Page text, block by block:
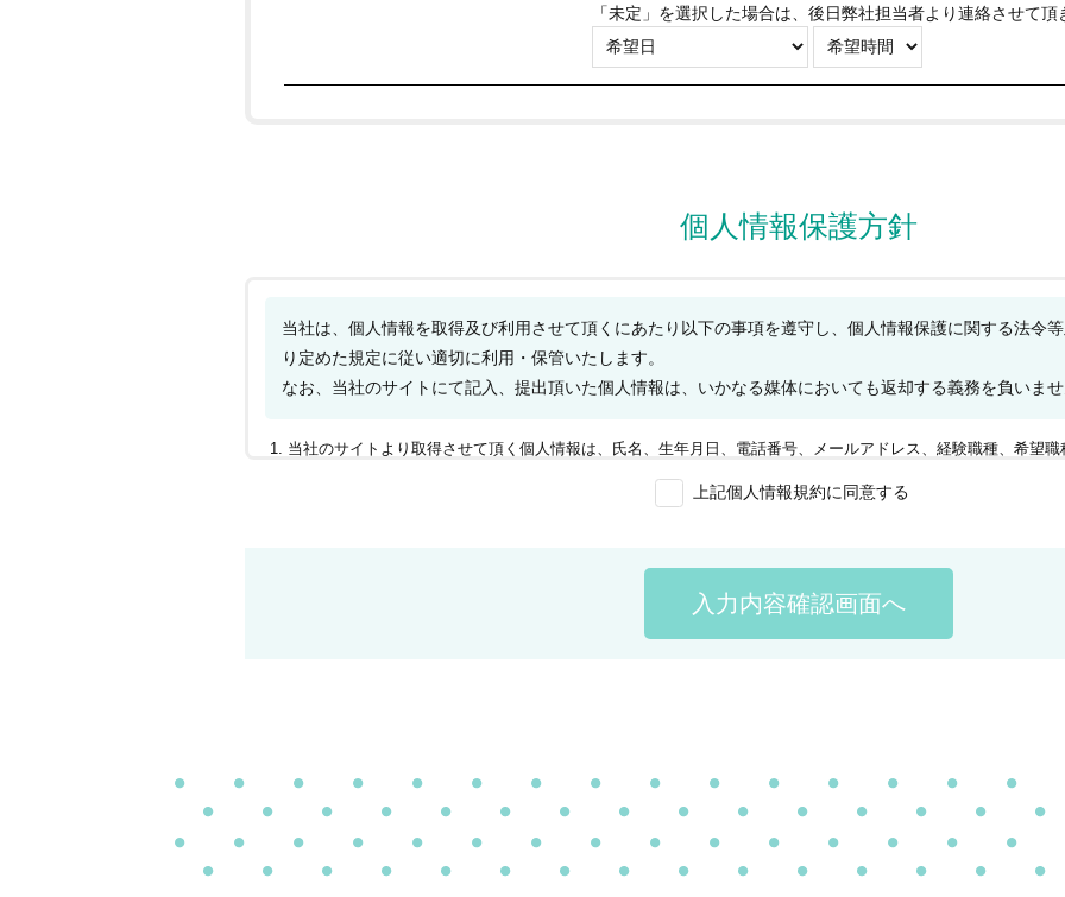
「未定」を選択した場合は、後日弊社担当者より連絡させて頂
個人情報保護方針
当社は、個人情報を取得及び利用させて頂くにあたり以下の事項を遵守し、個人情報保護に関する法令
り定めた規定に従い適切に利用・保管いたします。
なお、当社のサイトにて記入、提出頂いた個人情報は、いかなる媒体においても返却する義務を負いま
当社のサイトより取得させて頂く個人情報は、氏名、生年月日、電話番号、メールアドレス、経験職種、希望
個人情報は、登録の案内、仕事の紹介のために利用させて頂きます。
頂いた場合には、ご本人であることを確認できた場合に限り、速やかに手続きを行います。
上記個人情報規約に同意する
入力内容確認画面へ